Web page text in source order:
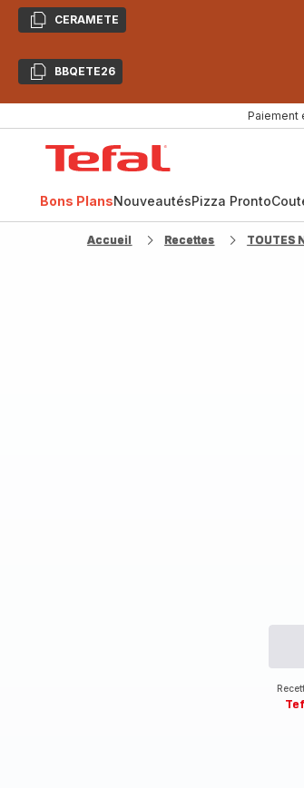
CopierCERAMETE
CopierBBQETE26
Paiement
Bons PlansNouveautésPizza Pronto
Accueil Recettes TOUTES